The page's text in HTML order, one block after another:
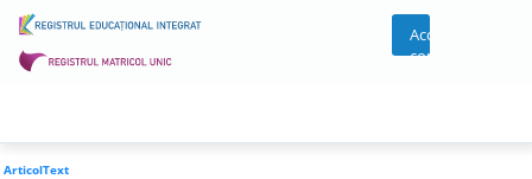
Acces
cont
ArticolText